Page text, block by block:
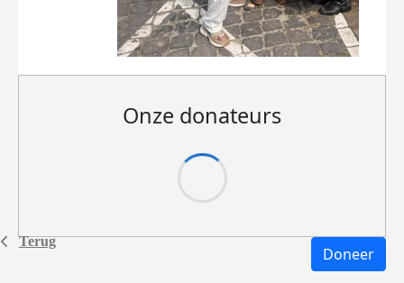
Terug
Onze donateurs
Doneer